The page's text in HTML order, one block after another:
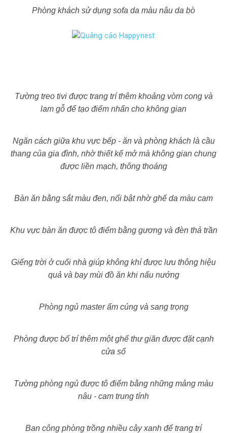
Phòng khách sử dụng sofa da màu nâu da bò
Tường treo tivi được trang trí thêm khoảng vòm cong và
lam gỗ để tạo điểm nhấn cho không gian
Ngăn cách giữa khu vực bếp - ăn và phòng khách là cầu
thang của gia đình, nhờ thiết kế mở mà không gian chung
được liền mạch, thông thoáng
Bàn ăn bằng sắt màu đen, nổi bật nhờ ghế da màu cam
Khu vực bàn ăn được tô điểm bằng gương và đèn thả trần
Giếng trời ở cuối nhà giúp không khí được lưu thông hiệu
quả và bay mùi đồ ăn khi nấu nướng
Phòng ngủ master ấm cúng và sang trọng
Phòng được bố trí thêm một ghế thư giãn được đặt cạnh
cửa sổ
Tường phòng ngủ được tô điểm bằng những mảng màu
nâu - cam trung tính
Ban công phòng trồng nhiều cây xanh để trang trí